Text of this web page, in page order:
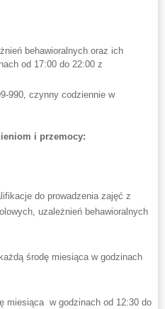
behawioralnych oraz ich
od 17:00 do 22:00 z
990, czynny codziennie w
i przemocy:
do prowadzenia zajęć z
uzależnień behawioralnych
środę miesiąca w godzinach
miesiąca w godzinach od 12:30 do